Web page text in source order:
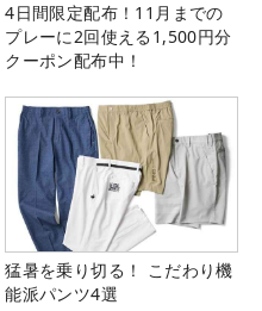
4日間限定配布！11月までの
プレーに2回使える1,500円分
クーポン配布中！
猛暑を乗り切る！ こだわり機
能派パンツ4選